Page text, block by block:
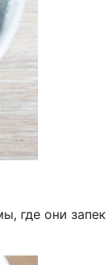
где они